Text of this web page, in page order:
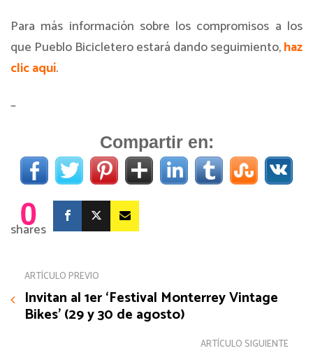
Para más información sobre los compromisos a los
que Pueblo Bicicletero estará dando seguimiento,haz
clic aquí.
–
Compartir en:
0
shares
ARTÍCULO PREVIO
Invitan al 1er ‘Festival Monterrey Vintage
Bikes’ (29 y 30 de agosto)
ARTÍCULO SIGUIENTE